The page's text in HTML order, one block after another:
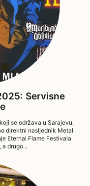
Servisne
se održava u Sarajevu,
direktni nasljednik Metal
Eternal Flame Festivala
drugo...